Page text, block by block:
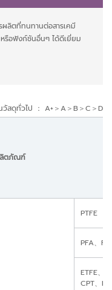
ผลิตที่ทนทานต่อสารเคมี
รือฟังก์ชันอื่นๆ ได้ดีเยี่ยม
วัสดุทั่วไป ： A+＞A＞B＞C＞D
ตภัณฑ์
PTFE
PFA、
ETFE、
CPT、